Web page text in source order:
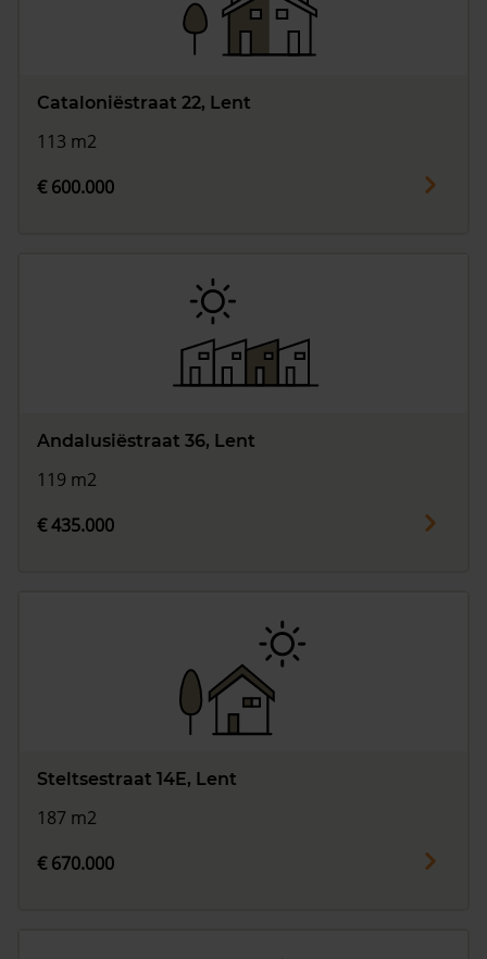
Cataloniëstraat 22, Lent
113 m2
€ 600.000
Andalusiëstraat 36, Lent
119 m2
€ 435.000
Steltsestraat 14E, Lent
187 m2
€ 670.000